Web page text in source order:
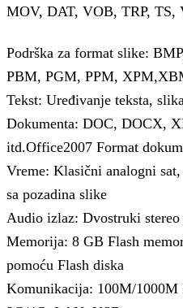
MOV, DAT, VOB, TRP, TS,
Podrška za format slike:
PBM, PGM, PPM,
Tekst: Uređivanje teksta,
Dokumenta: DOC, DOCX,
itd.Office2007 Format
Vreme: Klasični analogni
sa pozadina slike
Audio izlaz: Dvostruki
Memorija: 8 GB Flash
pomoću Flash diska
Komunikacija: 100M/1000M